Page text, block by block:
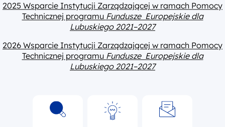
2025 Wsparcie Instytucji Zarządzającej w ramach Pomocy
Technicznej programu Fundusze Europejskie dla
Lubuskiego 2021–2027
2026 Wsparcie Instytucji Zarządzającej w ramach Pomocy
Technicznej programu Fundusze Europejskie dla
Lubuskiego 2021–2027